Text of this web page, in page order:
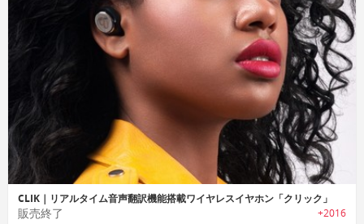
CLIK｜リアルタイム音声翻訳機能搭載ワイヤレスイヤホン「クリック」
販売終了 +2016